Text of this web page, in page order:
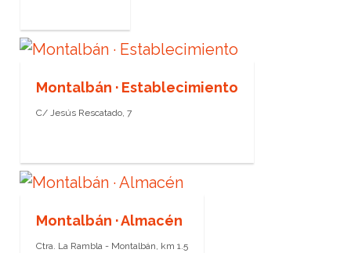
Montalbán · Establecimiento
C/ Jesús Rescatado, 7
Montalbán · Almacén
Ctra. La Rambla - Montalbán, km 1.5